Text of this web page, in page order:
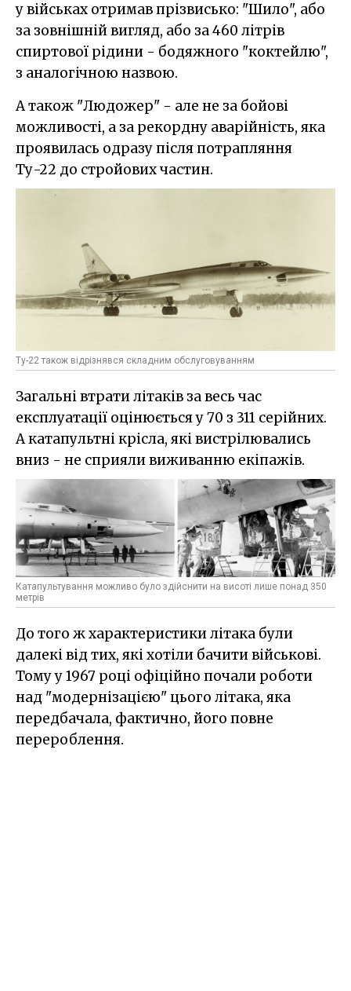
у військах отримав прізвисько: "Шило", або
за зовнішній вигляд, або за 460 літрів
спиртової рідини - бодяжного "коктейлю",
з аналогічною назвою.
А також "Людожер" - але не за бойові
можливості, а за рекордну аварійність, яка
проявилась одразу після потрапляння
Ту-22 до стройових частин.
Ту-22 також відрізнявся складним обслуговуванням
Загальні втрати літаків за весь час
експлуатації оцінюється у 70 з 311 серійних.
А катапультні крісла, які вистрілювались
вниз - не сприяли виживанню екіпажів.
Катапультування можливо було здійснити на висоті лише понад 350
метрів
До того ж характеристики літака були
далекі від тих, які хотіли бачити військові.
Тому у 1967 році офіційно почали роботи
над "модернізацією" цього літака, яка
передбачала, фактично, його повне
перероблення.